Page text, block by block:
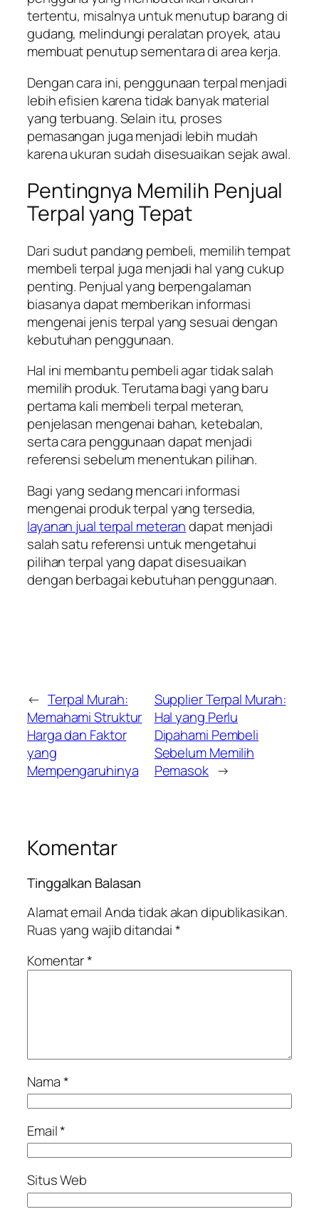
tertentu, misalnya untuk menutup barang di
gudang, melindungi peralatan proyek, atau
membuat penutup sementara di area kerja.
Dengan cara ini, penggunaan terpal menjadi
lebih efisien karena tidak banyak material
yang terbuang. Selain itu, proses
pemasangan juga menjadi lebih mudah
karena ukuran sudah disesuaikan sejak awal.
Pentingnya Memilih Penjual
Terpal yang Tepat
Dari sudut pandang pembeli, memilih tempat
membeli terpal juga menjadi hal yang cukup
penting. Penjual yang berpengalaman
biasanya dapat memberikan informasi
mengenai jenis terpal yang sesuai dengan
kebutuhan penggunaan.
Hal ini membantu pembeli agar tidak salah
memilih produk. Terutama bagi yang baru
pertama kali membeli terpal meteran,
penjelasan mengenai bahan, ketebalan,
serta cara penggunaan dapat menjadi
referensi sebelum menentukan pilihan.
Bagi yang sedang mencari informasi
mengenai produk terpal yang tersedia,
layanan jual terpal meterandapat menjadi
salah satu referensi untuk mengetahui
pilihan terpal yang dapat disesuaikan
dengan berbagai kebutuhan penggunaan.
← Terpal Murah:
Memahami Struktur
Harga dan Faktor
yang
Mempengaruhinya
Supplier Terpal Murah:
Hal yang Perlu
Dipahami Pembeli
Sebelum Memilih
Pemasok →
Komentar
Tinggalkan Balasan
Alamat email Anda tidak akan dipublikasikan.
Ruas yang wajib ditandai*
Komentar*
Nama*
Email*
Situs Web